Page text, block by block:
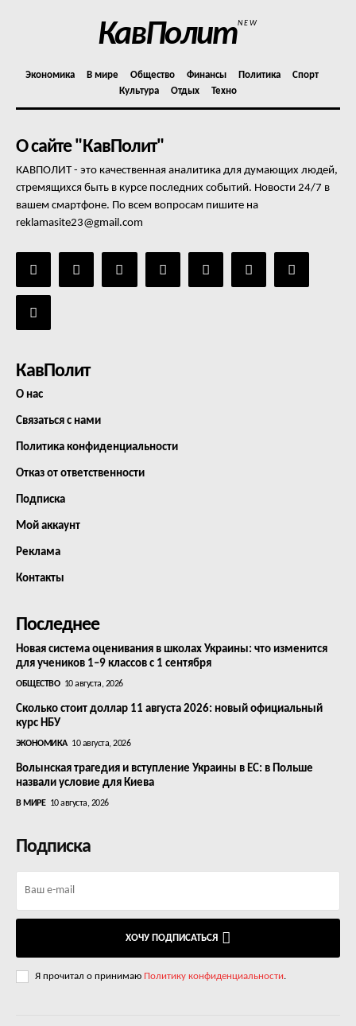
Контакты
КавПолитNEW
Экономика В мире Общество Финансы Политика
Спорт
Культура
Отдых Техно
О сайте "КавПолит"
КАВПОЛИТ - это качественная аналитика для думающих людей,
стремящихся быть в курсе последних событий. Новости 24/7 в
вашем смартфоне. По всем вопросам пишите на
reklamasite23@gmail.com
КавПолит
О нас
Связаться с нами
Политика конфиденциальности
Отказ от ответственности
Подписка
Мой аккаунт
Реклама
Контакты
Последнее
Новая система оценивания в школах Украины: что изменится
для учеников 1–9 классов с 1 сентября
ОБЩЕСТВО 10 августа, 2026
Сколько стоит доллар 11 августа 2026: новый официальный
курс НБУ
ЭКОНОМИКА 10 августа, 2026
Волынская трагедия и вступление Украины в ЕС: в Польше
назвали условие для Киева
В МИРЕ 10 августа, 2026
Подписка
ХОЧУ ПОДПИСАТЬСЯ
Я прочитал о принимаю Политику конфиденциальности.